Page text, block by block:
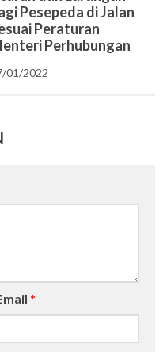
Pesepeda di Jalan
Peraturan
Perhubungan
01/2022
*